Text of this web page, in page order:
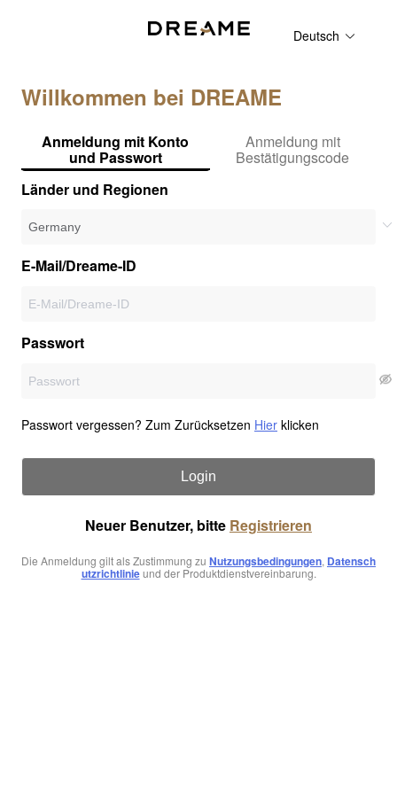
Deutsch
Willkommen bei DREAME
Anmeldung mit Konto
und Passwort
Anmeldung mit
Bestätigungscode
Länder und Regionen
E-Mail/Dreame-ID
Passwort
Passwort vergessen? Zum Zurücksetzen Hier klicken
Login
Neuer Benutzer, bitte Registrieren
Die Anmeldung gilt als Zustimmung zu Nutzungsbedingungen, Datensch
utzrichtlinieund der Produktdienstvereinbarung.